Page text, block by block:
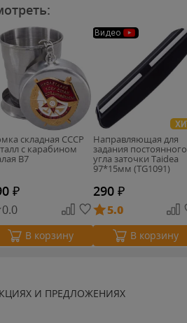
складная СССР
с карабином
B7
₽
0.0
В корзину
Видео
Направляющая для
задания постоянного
угла заточки Taidea
97*15мм (TG1091)
290 ₽
5.0
В корзину
И ПРЕДЛОЖЕНИЯХ